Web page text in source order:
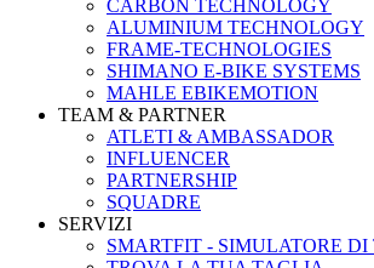
CARBON TECHNOLOGY
ALUMINIUM TECHNOLOGY
FRAME-TECHNOLOGIES
SHIMANO E-BIKE SYSTEMS
MAHLE EBIKEMOTION
TEAM & PARTNER
ATLETI & AMBASSADOR
INFLUENCER
PARTNERSHIP
SQUADRE
SERVIZI
SMARTFIT - SIMULATORE